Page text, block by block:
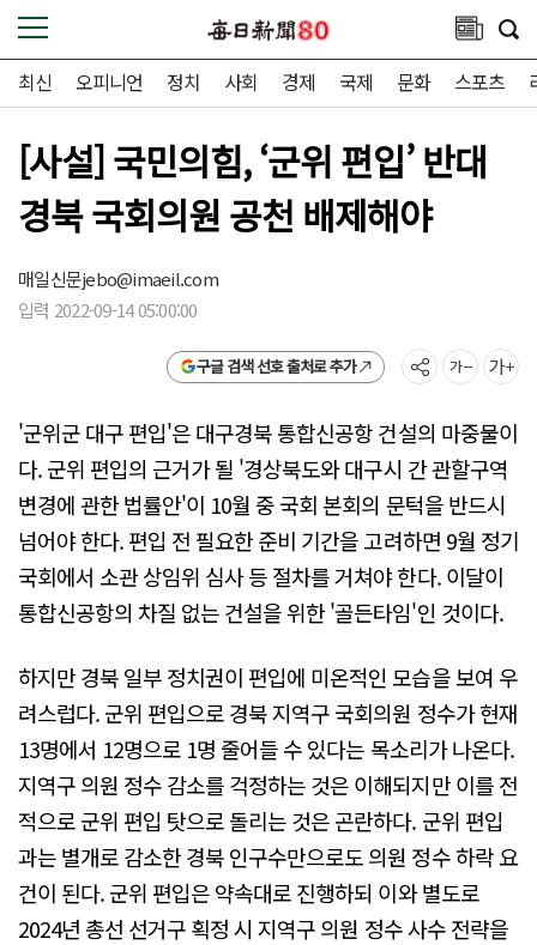
최신 오피니언 정치 사회 경제 국제 문화 스포츠
[사설] 국민의힘, ‘군위 편입’ 반대
경북 국회의원 공천 배제해야
매일신문jebo@imaeil.com
입력 2022-09-14 05:00:00
구글 검색 선호 출처로 추가
'군위군 대구 편입'은 대구경북 통합신공항 건설의 마중물이
다. 군위 편입의 근거가 될 '경상북도와 대구시 간 관할구역
변경에 관한 법률안'이 10월 중 국회 본회의 문턱을 반드시
넘어야 한다. 편입 전 필요한 준비 기간을 고려하면 9월 정기
국회에서 소관 상임위 심사 등 절차를 거쳐야 한다. 이달이
통합신공항의 차질 없는 건설을 위한 '골든타임'인 것이다.
하지만 경북 일부 정치권이 편입에 미온적인 모습을 보여 우
려스럽다. 군위 편입으로 경북 지역구 국회의원 정수가 현재
13명에서 12명으로 1명 줄어들 수 있다는 목소리가 나온다.
지역구 의원 정수 감소를 걱정하는 것은 이해되지만 이를 전
적으로 군위 편입 탓으로 돌리는 것은 곤란하다. 군위 편입
과는 별개로 감소한 경북 인구수만으로도 의원 정수 하락 요
건이 된다. 군위 편입은 약속대로 진행하되 이와 별도로
2024년 총선 선거구 획정 시 지역구 의원 정수 사수 전략을